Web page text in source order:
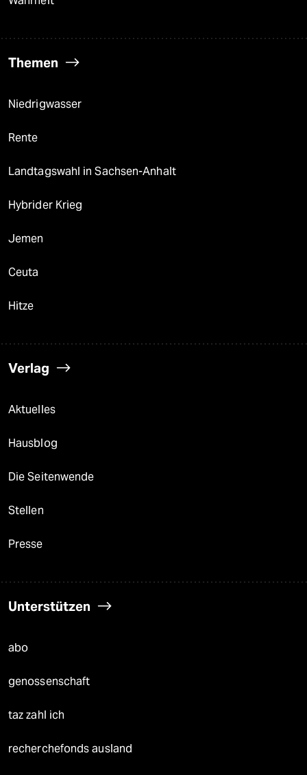
Themen
Niedrigwasser
Rente
Landtagswahl in Sachsen-Anhalt
Hybrider Krieg
Jemen
Ceuta
Hitze
Verlag
Aktuelles
Hausblog
Die Seitenwende
Stellen
Presse
Unterstützen
abo
genossenschaft
taz zahl ich
recherchefonds ausland